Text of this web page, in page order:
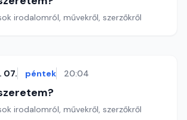
irodalomról, művekről, szerzőkről
07. péntek 20:04
irodalomról, művekről, szerzőkről